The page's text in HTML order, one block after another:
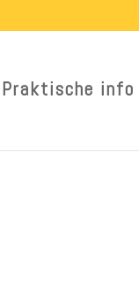
Praktische info